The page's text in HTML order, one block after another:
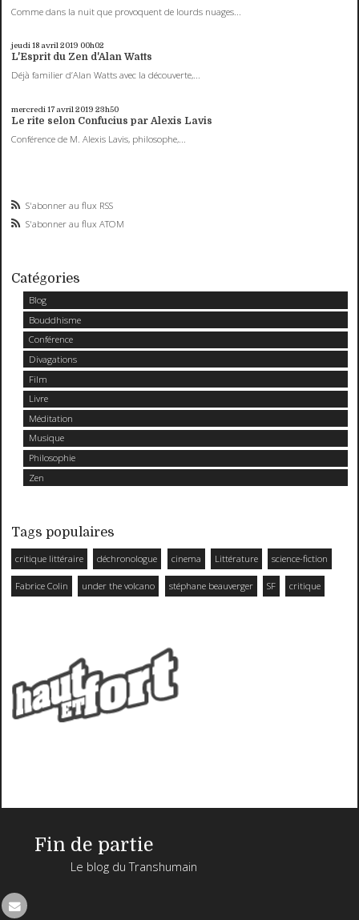
Comme dans la nuit que provoquent de lourds nuages...
jeudi 18 avril 2019 00h02
L'Esprit du Zen d'Alan Watts
Déjà familier d’Alan Watts avec la découverte,...
mercredi 17 avril 2019 23h50
Le rite selon Confucius par Alexis Lavis
Conférence de M. Alexis Lavis, philosophe,...
S'abonner au flux RSS
S'abonner au flux ATOM
Catégories
Blog
Bouddhisme
Conférence
Divagations
Film
Livre
Méditation
Musique
Philosophie
Zen
Tags populaires
critique littéraire déchronologue cinema Littérature science-fiction
Fabrice Colin under the volcano stéphane beauverger SF critique
Fin de partie
Le blog du Transhumain